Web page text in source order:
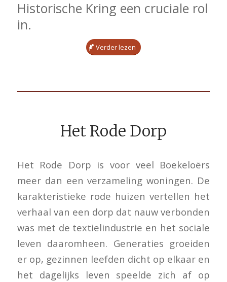
Historische Kring een cruciale rol
in.
Verder lezen
Het Rode Dorp
Het Rode Dorp is voor veel Boekeloërs
meer dan een verzameling woningen. De
karakteristieke rode huizen vertellen het
verhaal van een dorp dat nauw verbonden
was met de textielindustrie en het sociale
leven daaromheen. Generaties groeiden
er op, gezinnen leefden dicht op elkaar en
het dagelijks leven speelde zich af op